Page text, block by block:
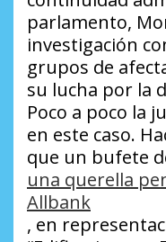
parlamento,
investigación
grupos de
su lucha por la
Poco a poco la
en este caso.
que un bufete
una querella
Allbank
, en